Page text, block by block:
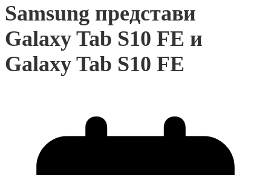
Samsung представи
Galaxy Tab S10 FE и
Galaxy Tab S10 FE